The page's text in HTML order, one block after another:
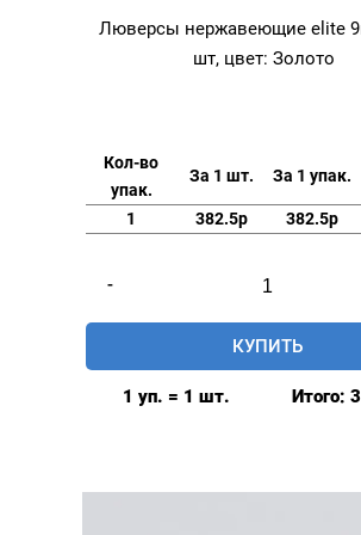
Люверсы нержавеющие elite
шт, цвет: Золото
Кол-во
упак.
За 1 шт. За 1 упак.
1 382.5р 382.5р
-
товара
Люверсы
нержавеющие
КУПИТЬ
1 уп. = 1 шт. Итого: